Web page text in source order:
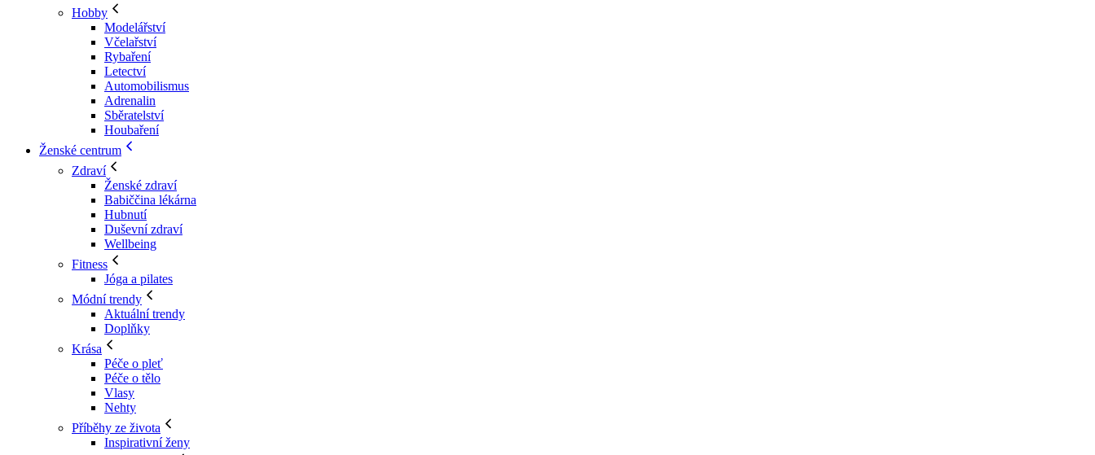
Hobby
Modelářství
Včelařství
Rybaření
Letectví
Automobilismus
Adrenalin
Sběratelství
Houbaření
Ženské centrum
Zdraví
Ženské zdraví
Babiččina lékárna
Hubnutí
Duševní zdraví
Wellbeing
Fitness
Jóga a pilates
Módní trendy
Aktuální trendy
Doplňky
Krása
Péče o pleť
Péče o tělo
Vlasy
Nehty
Příběhy ze života
Inspirativní ženy